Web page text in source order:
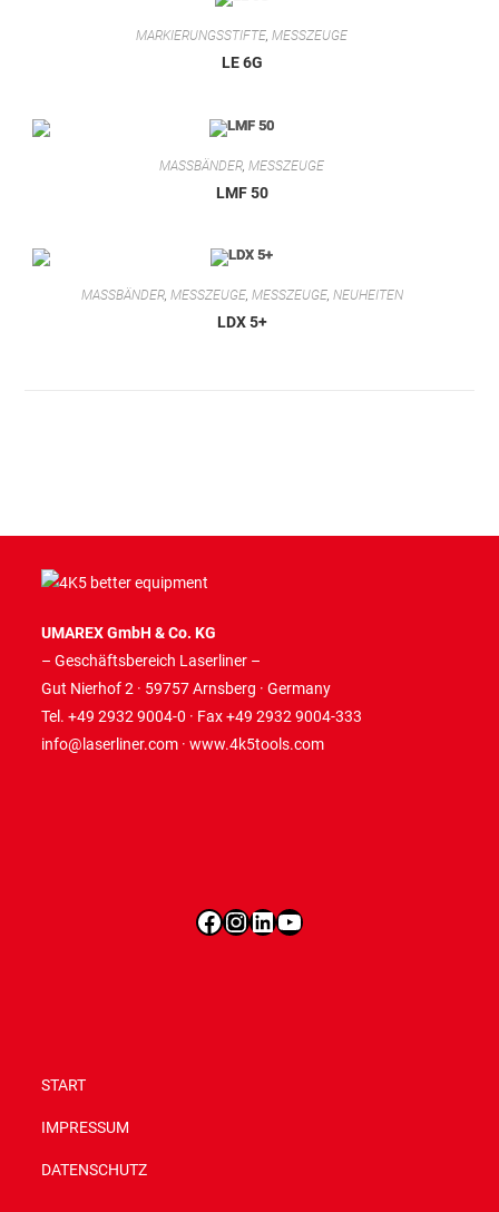
MARKIERUNGSSTIFTE,MESSZEUGE
LE 6G
MASSBÄNDER ,MESSZEUGE
LMF 50
MASSBÄNDER , MESSZEUGE, MESSZEUGE, NEUHEITEN
LDX 5+
UMAREX GmbH & Co. KG
– Geschäftsbereich Laserliner –
Gut Nierhof 2 · 59757 Arnsberg · Germany
Tel. +49 2932 9004-0 · Fax +49 2932 9004-333
info@laserliner.com ·www.4k5tools.com
Facebook
Instagram
LinkedInYouTube
START
IMPRESSUM
DATENSCHUTZ